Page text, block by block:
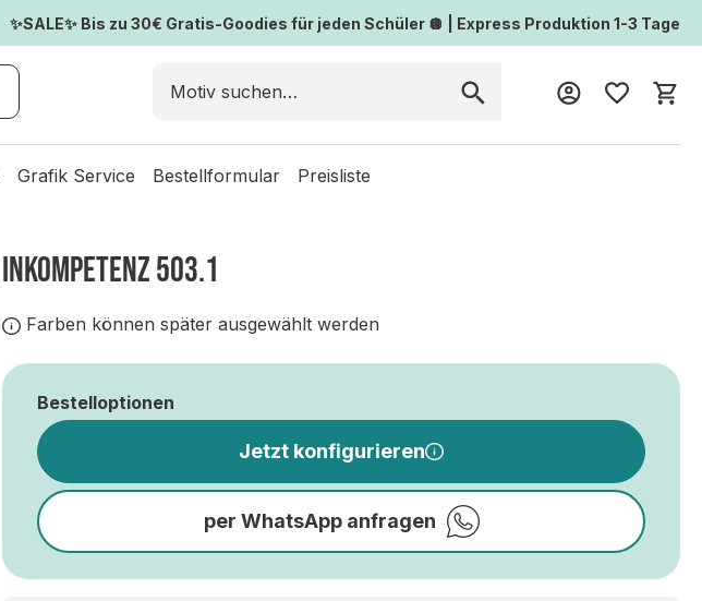
✨SALE✨ Bis zu 30€ Gratis-Goodies für jeden Schüler 🪩 | Express Produktion 1-3 Tage
Grafik Service Bestellformular Preisliste
INKOMPETENZ 503.1
Farben können später ausgewählt werden
Bestelloptionen
Jetzt konfigurieren
per WhatsApp anfragen